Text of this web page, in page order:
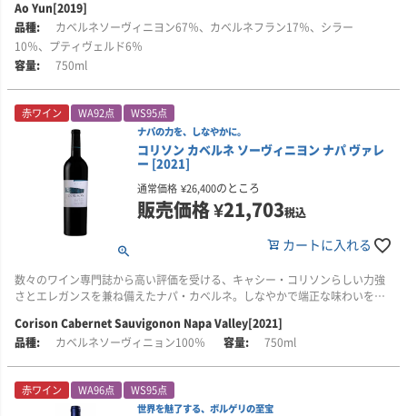
■ワイン誌ワイン・レポートのコメント
「95点」。深い紫の色調、香り高くて、ブラックチェリー、リコリス、ブル
ーベリー、シナモン、黒鉛、甘いタバコ、凝縮していて深みがあります。し
す。塩気を帯びたミネラル感、スパイシーで、ニュアンスに富んでいます。
オーキーだったデビュー作の2013年に比べると、はるかに洗練され、バラン
スがとれています。(レヴュー：山本昭彦氏(ワイン・ジャーナリスト) 2023年
9月19日記事)
Ao Yun[2019]
カベルネソーヴィニヨン67％、カベルネフラン17％、シラー
10％、プティヴェルド6％
750ml
赤ワイン WA92点 WS95点
ナパの力を、しなやかに。
コリソン カベルネ ソーヴィニヨン ナパ ヴァレ
ー [2021]
通常価格 ¥26,400のところ
販売価格¥21,703税込
カートに入れる
数々のワイン専門誌から高い評価を受ける、キャシー・コリソンらしい力強
さとエレガンスを兼ね備えたナパ・カベルネ。しなやかで端正な味わいを楽
■生産者のコメント
ラム、カシス、ブラックベリーといった、より濃い色合いの果実の風味が重
Corison Cabernet Sauvigonon Napa Valley[2021]
カベルネソーヴィニョン100％
750ml
赤ワイン WA96点 WS95点
世界を魅了する、ボルゲリの至宝